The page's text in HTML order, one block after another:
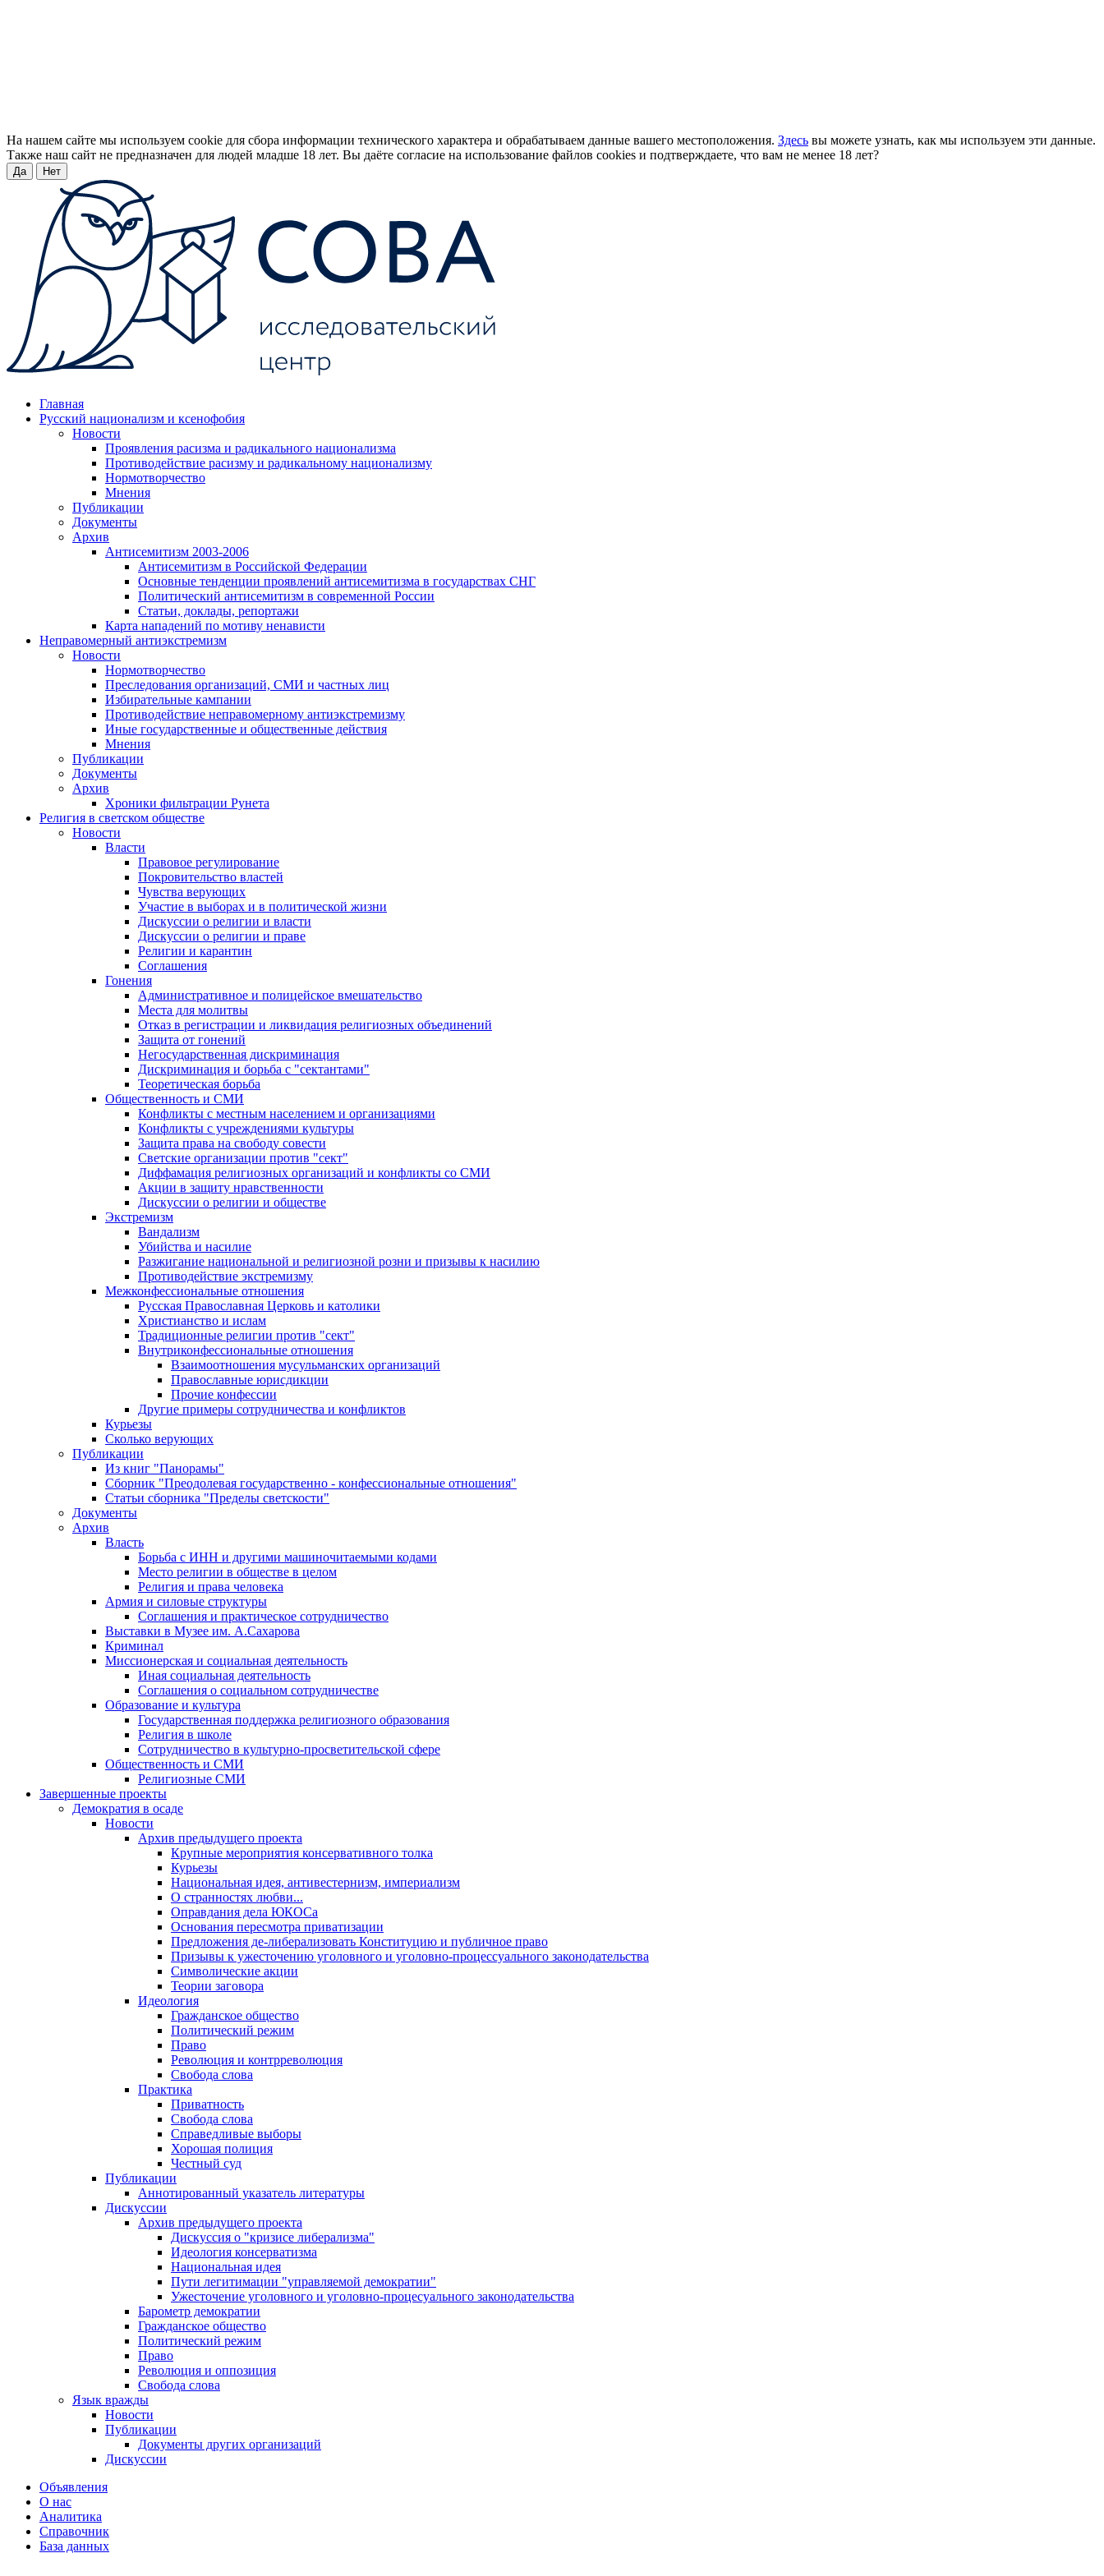
На нашем сайте мы используем cookie для сбора информации технического характера и обрабатываем данные вашего местоположения. Здесь вы можете узнать, как мы используем эти данные.
Также наш сайт не предназначен для людей младше 18 лет. Вы даёте согласие на использование файлов cookies и подтверждаете, что вам не менее 18 лет?
Да Нет
Главная
Русский национализм и ксенофобия
Новости
Проявления расизма и радикального национализма
Противодействие расизму и радикальному национализму
Нормотворчество
Мнения
Публикации
Документы
Архив
Антисемитизм 2003-2006
Антисемитизм в Российской Федерации
Основные тенденции проявлений антисемитизма в государствах СНГ
Политический антисемитизм в современной России
Статьи, доклады, репортажи
Карта нападений по мотиву ненависти
Неправомерный антиэкстремизм
Новости
Нормотворчество
Преследования организаций, СМИ и частных лиц
Избирательные кампании
Противодействие неправомерному антиэкстремизму
Иные государственные и общественные действия
Мнения
Публикации
Документы
Архив
Хроники фильтрации Рунета
Религия в светском обществе
Новости
Власти
Правовое регулирование
Покровительство властей
Чувства верующих
Участие в выборах и в политической жизни
Дискуссии о религии и власти
Дискуссии о религии и праве
Религии и карантин
Соглашения
Гонения
Административное и полицейское вмешательство
Места для молитвы
Отказ в регистрации и ликвидация религиозных объединений
Защита от гонений
Негосударственная дискриминация
Дискриминация и борьба с "сектантами"
Теоретическая борьба
Общественность и СМИ
Конфликты с местным населением и организациями
Конфликты с учреждениями культуры
Защита права на свободу совести
Светские организации против "сект"
Диффамация религиозных организаций и конфликты со СМИ
Акции в защиту нравственности
Дискуссии о религии и обществе
Экстремизм
Вандализм
Убийства и насилие
Разжигание национальной и религиозной розни и призывы к насилию
Противодействие экстремизму
Межконфессиональные отношения
Русская Православная Церковь и католики
Христианство и ислам
Традиционные религии против "сект"
Внутриконфессиональные отношения
Взаимоотношения мусульманских организаций
Православные юрисдикции
Прочие конфессии
Другие примеры сотрудничества и конфликтов
Курьезы
Сколько верующих
Публикации
Из книг "Панорамы"
Сборник "Преодолевая государственно - конфессиональные отношения"
Статьи сборника "Пределы светскости"
Документы
Архив
Власть
Борьба с ИНН и другими машиночитаемыми кодами
Место религии в обществе в целом
Религия и права человека
Армия и силовые структуры
Соглашения и практическое сотрудничество
Выставки в Музее им. А.Сахарова
Криминал
Миссионерская и социальная деятельность
Иная социальная деятельность
Соглашения о социальном сотрудничестве
Образование и культура
Государственная поддержка религиозного образования
Религия в школе
Сотрудничество в культурно-просветительской сфере
Общественность и СМИ
Религиозные СМИ
Завершенные проекты
Демократия в осаде
Новости
Архив предыдущего проекта
Крупные мероприятия консервативного толка
Курьезы
Национальная идея, антивестернизм, империализм
О странностях любви...
Оправдания дела ЮКОСа
Основания пересмотра приватизации
Предложения де-либерализовать Конституцию и публичное право
Призывы к ужесточению уголовного и уголовно-процессуального законодательства
Символические акции
Теории заговора
Идеология
Гражданское общество
Политический режим
Право
Революция и контрреволюция
Свобода слова
Практика
Приватность
Свобода слова
Справедливые выборы
Хорошая полиция
Честный суд
Публикации
Аннотированный указатель литературы
Дискуссии
Архив предыдущего проекта
Дискуссия о "кризисе либерализма"
Идеология консерватизма
Национальная идея
Пути легитимации "управляемой демократии"
Ужесточение уголовного и уголовно-процесуального законодательства
Барометр демократии
Гражданское общество
Политический режим
Право
Революция и оппозиция
Свобода слова
Язык вражды
Новости
Публикации
Документы других организаций
Дискуссии
Объявления
О нас
Аналитика
Справочник
База данных